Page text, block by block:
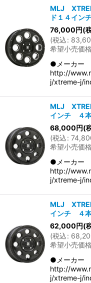
MLJ
ド１４イン
76,000円(
(税込:
希望小売価格
●メーカー
http://
j/xtreme-j/
MLJ
インチ ４
68,000円(
(税込:
希望小売価格
●メーカー
http://
j/xtreme-j/
MLJ
インチ ４
62,000円(
(税込:
希望小売価格
●メーカー
http://
j/xtreme-j/